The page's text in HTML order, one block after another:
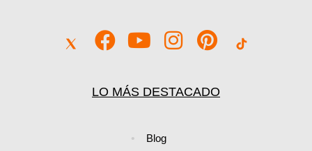
LO MÁS DESTACADO
Blog